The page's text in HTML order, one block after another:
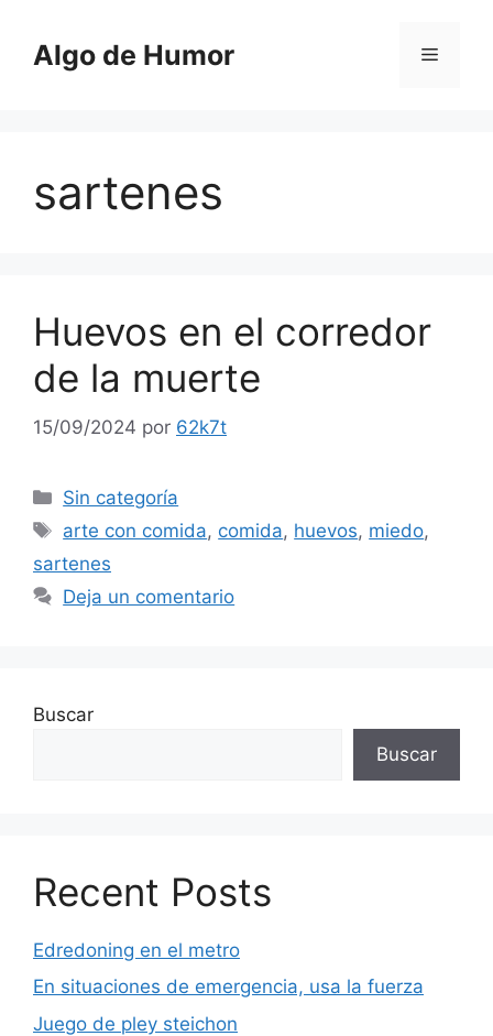
contenido
Algo de Humor Menú
sartenes
Huevos en el corredor
de la muerte
15/09/2024 por 62k7t
Categorías
Sin categoría
Etiquetas
arte con comida, comida, huevos, miedo,
sartenes
Deja un comentario
Buscar
Buscar
Recent Posts
Edredoning en el metro
En situaciones de emergencia, usa la fuerza
Juego de pley steichon